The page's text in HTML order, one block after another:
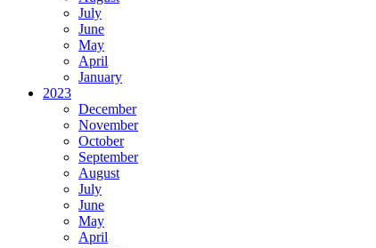
July
June
May
April
January
2023
December
November
October
September
August
July
June
May
April